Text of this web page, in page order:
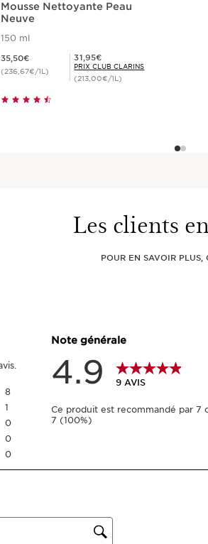
Mousse Nettoyante Peau
Neuve
150 ml
35,50€
(236,67€/1L)
Prix Club Clarins 31,95€
31,95€
PRIX CLUB CLARINS
(213,00€/1L)
Achat rapide
Les clients
POUR EN SAVOIR PLUS,